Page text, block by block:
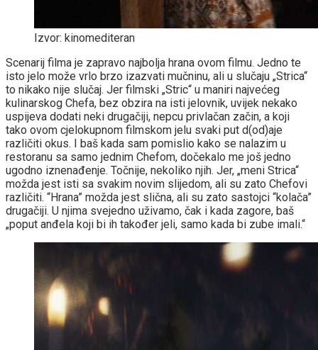
Izvor: kinomediteran
Scenarij filma je zapravo najbolja hrana ovom filmu. Jedno te
isto jelo može vrlo brzo izazvati mučninu, ali u slučaju „Strica“
to nikako nije slučaj. Jer filmski „Stric“ u maniri najvećeg
kulinarskog Chefa, bez obzira na isti jelovnik, uvijek nekako
uspijeva dodati neki drugačiji, nepcu privlačan začin, a koji
tako ovom cjelokupnom filmskom jelu svaki put d(od)aje
različiti okus. I baš kada sam pomislio kako se nalazim u
restoranu sa samo jednim Chefom, dočekalo me još jedno
ugodno iznenađenje. Točnije, nekoliko njih. Jer, „meni Strica“
možda jest isti sa svakim novim slijedom, ali su zato Chefovi
različiti. “Hrana” možda jest slična, ali su zato sastojci “kolača”
drugačiji. U njima svejedno uživamo, čak i kada zagore, baš
„poput anđela koji bi ih također jeli, samo kada bi zube imali.“